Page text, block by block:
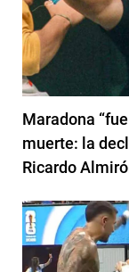
Maradona
muerte: la
Ricardo